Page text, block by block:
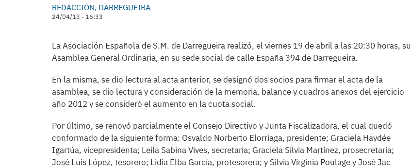
REDACCIÓN, DARREGUEIRA
24/04/13 - 16:33
La Asociación Española de S.M. de Darregueira realizó, el viernes 19 de abril a las 20:30 horas, su
Asamblea General Ordinaria, en su sede social de calle España 394 de Darregueira.
En la misma, se dio lectura al acta anterior, se designó dos socios para firmar el acta de la
asamblea, se dio lectura y consideración de la memoria, balance y cuadros anexos del ejercicio
año 2012 y se consideró el aumento en la cuota social.
Por último, se renovó parcialmente el Consejo Directivo y Junta Fiscalizadora, el cual quedó
conformado de la siguiente forma: Osvaldo Norberto Elorriaga, presidente; Graciela Haydée
Igartúa, vicepresidenta; Leila Sabina Vives, secretaria; Graciela Silvia Martínez, prosecretaria;
José Luis López, tesorero; Lidia Elba García, protesorera; y Silvia Virginia Poulage y José Jac